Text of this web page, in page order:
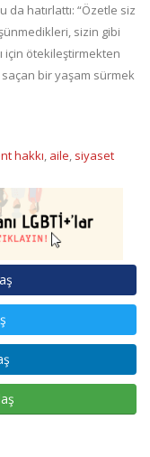
hatırlattı: “Özetle siz
sizin gibi
için ötekileştirmekten
bir yaşam sürmek
hakkı, aile, siyaset